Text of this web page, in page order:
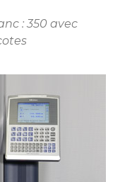
: 350 avec